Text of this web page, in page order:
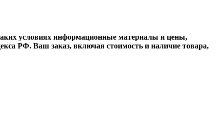
условиях информационные материалы и цены,
РФ. Ваш заказ, включая стоимость и наличие товара,